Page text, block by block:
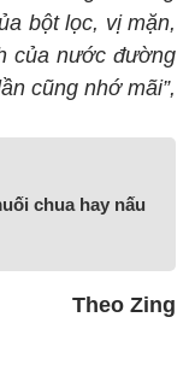
bột lọc, vị mặn,
của nước đường
cũng nhớ mãi”,
chua hay nấu
Theo Zing